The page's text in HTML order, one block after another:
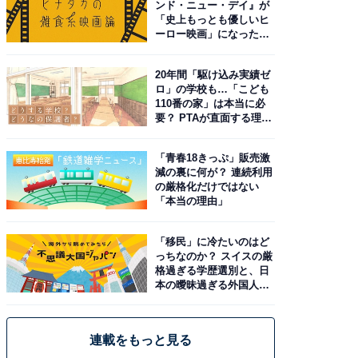
ンド・ニュー・デイ』が
「史上もっとも優しいヒ
ーロー映画」になった理
20年間「駆け込み実績ゼ
ロ」の学校も…「こども
110番の家」は本当に必
要？ PTAが直面する理想
「青春18きっぷ」販売激
減の裏に何が？ 連続利用
の厳格化だけではない
「本当の理由」
「移民」に冷たいのはど
っちなのか？ スイスの厳
格過ぎる学歴選別と、日
本の曖昧過ぎる外国人政
連載をもっと見る